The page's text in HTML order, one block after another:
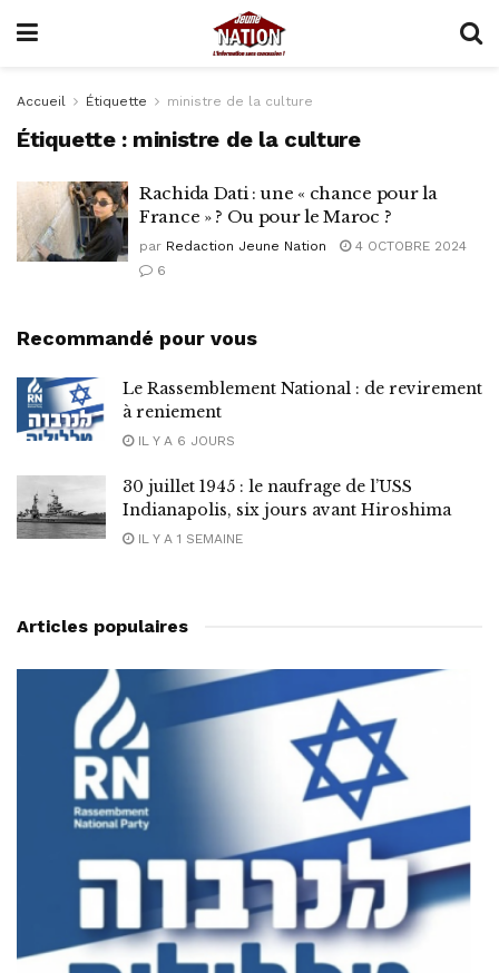
Accueil Étiquette ministre de la culture
Étiquette : ministre de la culture
Rachida Dati : une « chance pour la
France » ? Ou pour le Maroc ?
par Redaction Jeune Nation
4 OCTOBRE 2024
6
Recommandé pour vous
Le Rassemblement National : de revirement
à reniement
IL Y A 6 JOURS
30 juillet 1945 : le naufrage de l’USS
Indianapolis, six jours avant Hiroshima
IL Y A 1 SEMAINE
Articles populaires